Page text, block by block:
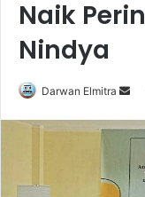
Naik
Nindya
Darwan Elmitra